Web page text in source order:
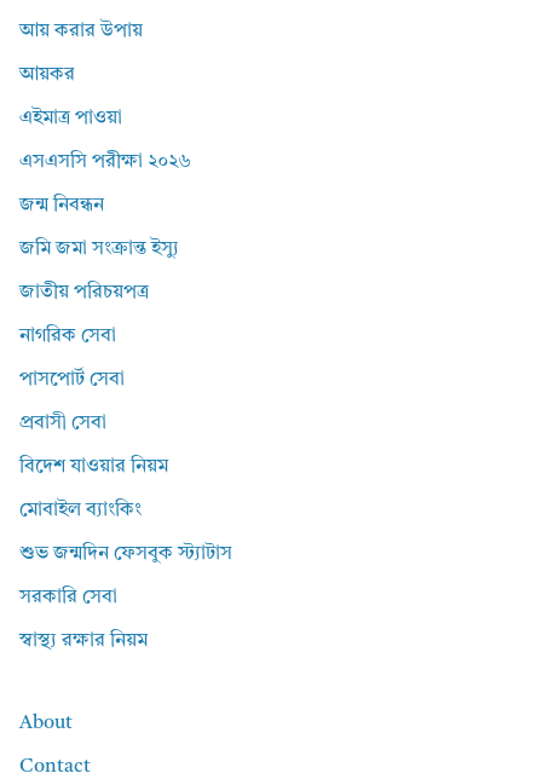
আয় করার উপায়
আয়কর
এইমাত্র পাওয়া
এসএসসি পরীক্ষা ২০২৬
জন্ম নিবন্ধন
জমি জমা সংক্রান্ত ইস্যু
জাতীয় পরিচয়পত্র
নাগরিক সেবা
পাসপোর্ট সেবা
প্রবাসী সেবা
বিদেশ যাওয়ার নিয়ম
মোবাইল ব্যাংকিং
শুভ জন্মদিন ফেসবুক স্ট্যাটাস
সরকারি সেবা
স্বাস্থ্য রক্ষার নিয়ম
About
Contact